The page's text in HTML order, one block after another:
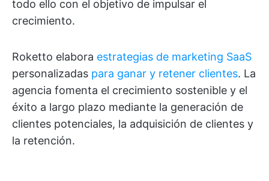
todo ello con el objetivo de impulsar el
crecimiento.
Roketto elabora estrategias de marketing SaaS
personalizadas para ganar y retener clientes. La
agencia fomenta el crecimiento sostenible y el
éxito a largo plazo mediante la generación de
clientes potenciales, la adquisición de clientes y
la retención.